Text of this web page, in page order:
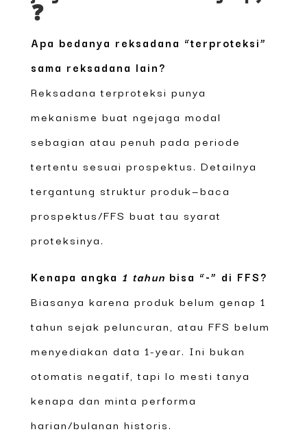
❓
Apa bedanya reksadana “terproteksi”
sama reksadana lain?
Reksadana terproteksi punya
mekanisme buat ngejaga modal
sebagian atau penuh pada periode
tertentu sesuai prospektus. Detailnya
tergantung struktur produk—baca
prospektus/FFS buat tau syarat
proteksinya.
Kenapa angka 1 tahun bisa “-” di FFS?
Biasanya karena produk belum genap 1
tahun sejak peluncuran, atau FFS belum
menyediakan data 1-year. Ini bukan
otomatis negatif, tapi lo mesti tanya
kenapa dan minta performa
harian/bulanan historis.